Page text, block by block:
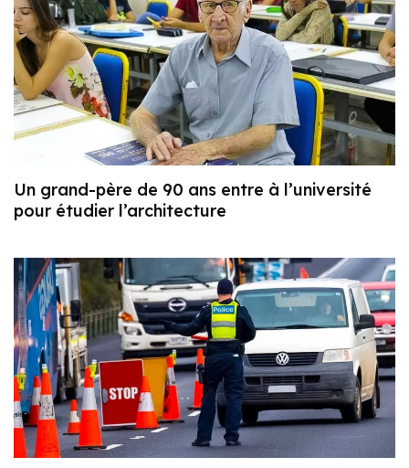
Un grand-père de 90 ans entre à l’université
pour étudier l’architecture